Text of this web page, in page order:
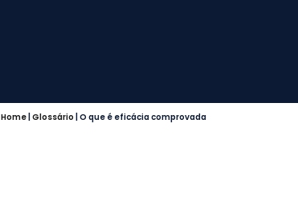
Home |Glossário |O que é eficácia comprovada